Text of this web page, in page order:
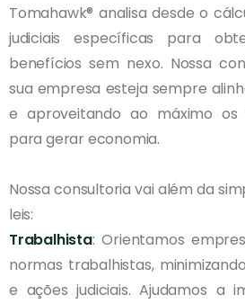
Tomahawk® analisa desde o
judiciais específicas para
benefícios sem nexo. Nossa
sua empresa esteja sempre
e aproveitando ao máximo os
para gerar economia.
Nossa consultoria vai além da
leis:
Trabalhista: Orientamos
normas trabalhistas,
e ações judiciais. Ajudamos a